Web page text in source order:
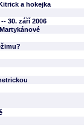
a hokejka
30. září 2006